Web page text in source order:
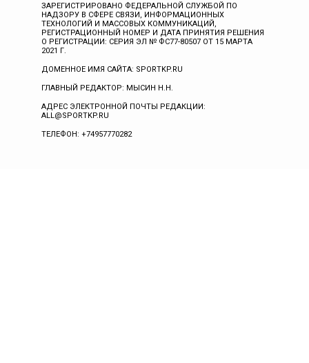
ЗАРЕГИСТРИРОВАНО ФЕДЕРАЛЬНОЙ СЛУЖБОЙ ПО
НАДЗОРУ В СФЕРЕ СВЯЗИ, ИНФОРМАЦИОННЫХ
ТЕХНОЛОГИЙ И МАССОВЫХ КОММУНИКАЦИЙ,
РЕГИСТРАЦИОННЫЙ НОМЕР И ДАТА ПРИНЯТИЯ РЕШЕНИЯ
О РЕГИСТРАЦИИ: СЕРИЯ ЭЛ № ФС77-80507 ОТ 15 МАРТА
2021 Г.
ДОМЕННОЕ ИМЯ САЙТА: SPORTKP.RU
ГЛАВНЫЙ РЕДАКТОР: МЫСИН Н.Н.
АДРЕС ЭЛЕКТРОННОЙ ПОЧТЫ РЕДАКЦИИ:
ALL@SPORTKP.RU
ТЕЛЕФОН: +74957770282